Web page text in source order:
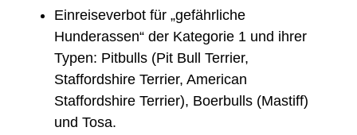
Einreiseverbot für „gefährliche
Hunderassen“ der Kategorie 1 und ihrer
Typen: Pitbulls (Pit Bull Terrier,
Staffordshire Terrier, American
Staffordshire Terrier), Boerbulls (Mastiff)
und Tosa.